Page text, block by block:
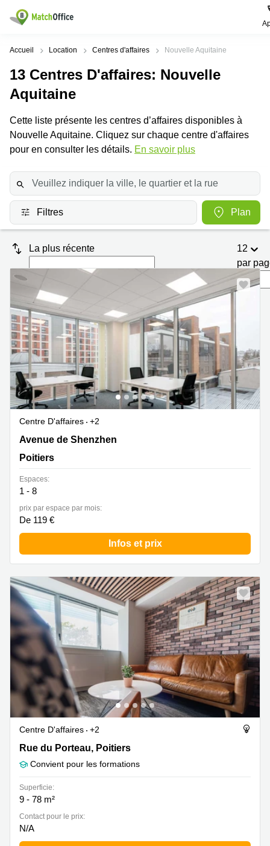
Rechercher / publier
Pages
de
produits
Bureau
Centre
Coworking
Salles
de
virtuel
Villes
Populaires
Paris
Lille
Bordeaux
Marseille
Nantes
Nice
Strasbourg
Recherches
populaires
Centres
d'affaires
Paris
Lille
Coworking
Paris
Coworking
Lyon
Marseille
Centres
d'affaires
Toulouse
Coworking
Toulouse
Coworking
Nice
Centres
d'affaires
Lyon
Location
bureaux
Paris
Centre
d'affaires
Montpellier
Aide
Publier un local
Prix
Connexion
Accueil Location Centres d'affaires Nouvelle Aquitaine
13 Centres D'affaires: Nouvelle
Aquitaine
Cette liste présente les centres d’affaires disponibles à
Nouvelle Aquitaine. Cliquez sur chaque centre d'affaires
pour en consulter les détails. En savoir plus
Filtres Plan
La plus récente
12
par
Centre D'affaires
+2
8 Avenue de Shenzhen, Poitiers
Avenue de Shenzhen
Poitiers
Espaces:
1 - 8
prix par espace par mois:
De 119 €
Infos et prix
Centre D'affaires
+2
Rue du Porteau 120, Poitiers
Rue du Porteau, Poitiers
Convient pour les formations
Superficie:
9 - 78 m²
Contact pour le prix:
N/A